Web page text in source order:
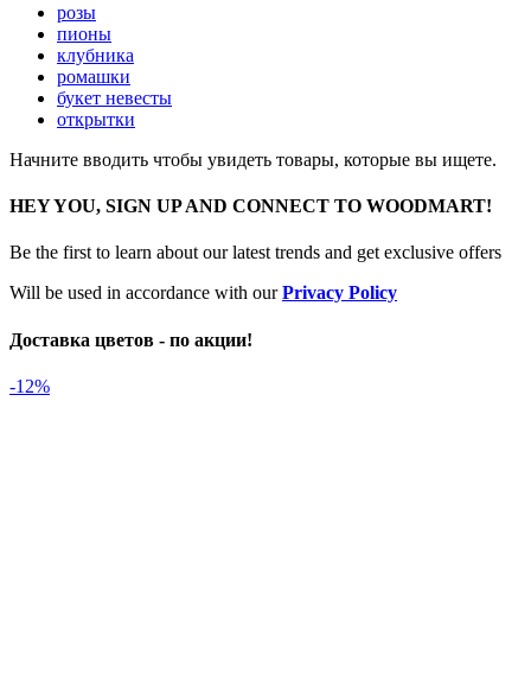
розы
пионы
клубника
ромашки
букет невесты
открытки
Начните вводить чтобы увидеть товары, которые вы ищете.
HEY YOU, SIGN UP AND CONNECT TO WOODMART!
Be the first to learn about our latest trends and get exclusive offers
Will be used in accordance with ourPrivacy Policy
Доставка цветов - по акции!
-12%